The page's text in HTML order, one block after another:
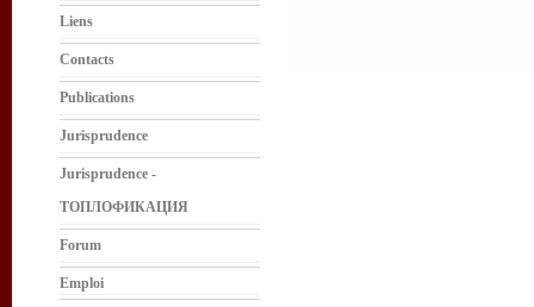
Liens
Contacts
Publications
Jurisprudence
Jurisprudence -
ТОПЛОФИКАЦИЯ
Forum
Emploi